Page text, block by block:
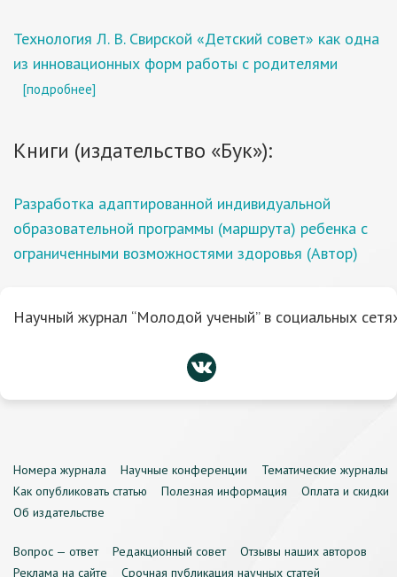
Технология Л. В. Свирской «Детский совет» как одна
из инновационных форм работы с родителями
[подробнее]
Книги (издательство «Бук»):
Разработка адаптированной индивидуальной
образовательной программы (маршрута) ребенка с
ограниченными возможностями здоровья (Автор)
Научный журнал “Молодой ученый” в социальных
Номера журнала Научные конференции
Тематические журналы
Как опубликовать статью
Полезная информация
Оплата и скидки
Об издательстве
Вопрос — ответ Редакционный совет
Отзывы наших авторов
Реклама на сайте
Срочная публикация научных статей